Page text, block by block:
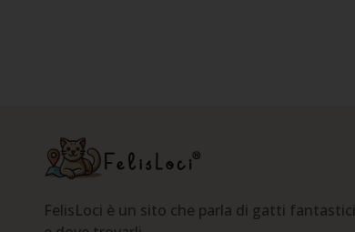
FelisLoci è un sito che parla di gatti fantastici